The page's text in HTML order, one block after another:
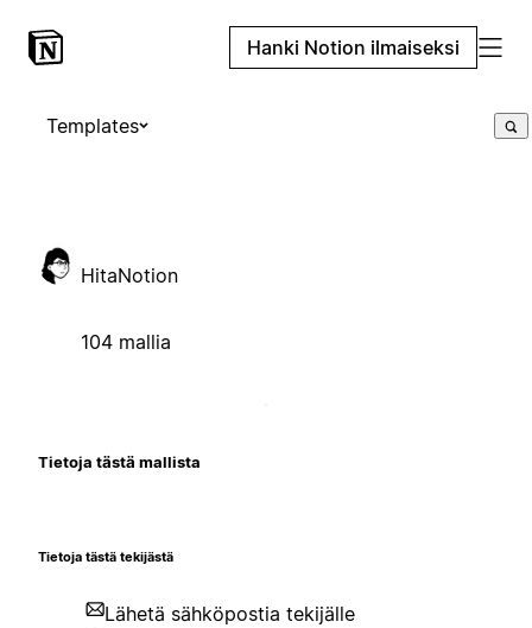
Hanki Notion ilmaiseksi
Templates
HitaNotion
104 mallia
Tietoja tästä mallista
Tietoja tästä tekijästä
Lähetä sähköpostia tekijälle